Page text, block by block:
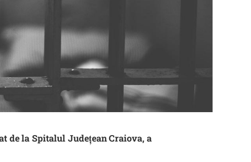
de la Spitalul Județean Craiova, a